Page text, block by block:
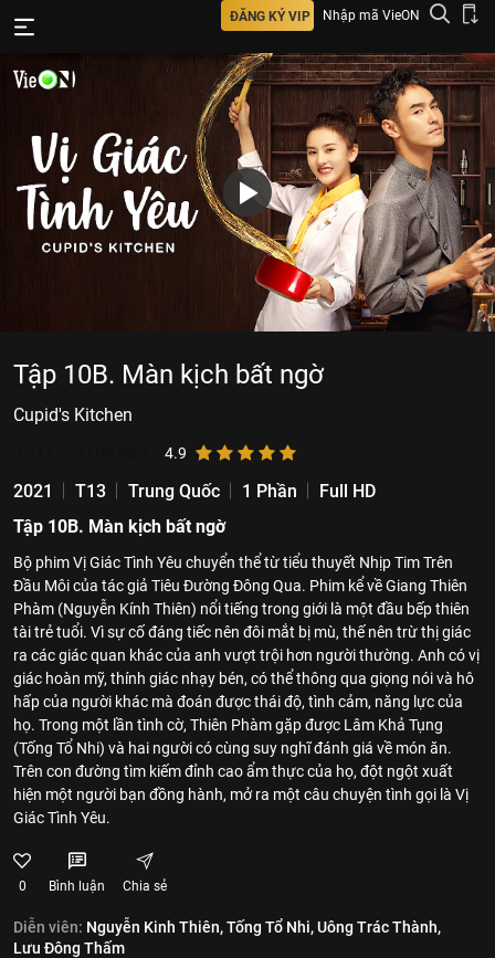
ĐĂNG KÝ VIP Nhập mã VieON
Tập 10B. Màn kịch bất ngờ
Cupid's Kitchen
4.9
2021 T13 Trung Quốc 1 Phần
Full HD
Tập 10B. Màn kịch bất ngờ
Bộ phim Vị Giác Tình Yêu chuyển thể từ tiểu thuyết Nhịp Tim Trên
Đầu Môi của tác giả Tiêu Đường Đông Qua. Phim kể về Giang Thiên
Phàm (Nguyễn Kính Thiên) nổi tiếng trong giới là một đầu bếp thiên
tài trẻ tuổi. Vì sự cố đáng tiếc nên đôi mắt bị mù, thế nên trừ thị giác
ra các giác quan khác của anh vượt trội hơn người thường. Anh có vị
giác hoàn mỹ, thính giác nhạy bén, có thể thông qua giọng nói và hô
hấp của người khác mà đoán được thái độ, tình cảm, năng lực của
họ. Trong một lần tình cờ, Thiên Phàm gặp được Lâm Khả Tụng
(Tống Tổ Nhi) và hai người có cùng suy nghĩ đánh giá về món ăn.
Trên con đường tìm kiếm đỉnh cao ẩm thực của họ, đột ngột xuất
hiện một người bạn đồng hành, mở ra một câu chuyện tình gọi là Vị
Giác Tình Yêu.
0 Bình luận Chia sẻ
Diễn viên: Nguyễn Kinh Thiên,Tống Tổ Nhi,Uông Trác Thành,
Lưu Đông Thấm